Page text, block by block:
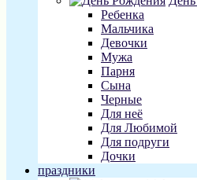
Ребенка
Мальчика
Девочки
Мужа
Парня
Сына
Черные
Для неё
Для Любимой
Для подруги
Дочки
праздники